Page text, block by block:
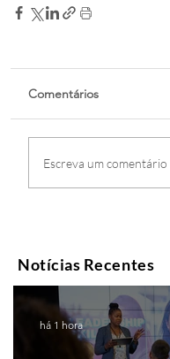
Comentários
Escreva um comentário
Notícias Recentes
há 1 hora